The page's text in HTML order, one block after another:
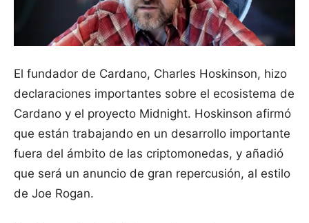
El fundador de Cardano, Charles Hoskinson, hizo
declaraciones importantes sobre el ecosistema de
Cardano y el proyecto Midnight. Hoskinson afirmó
que están trabajando en un desarrollo importante
fuera del ámbito de las criptomonedas, y añadió
que será un anuncio de gran repercusión, al estilo
de Joe Rogan.